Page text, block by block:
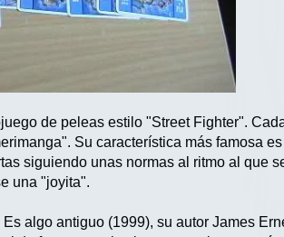
de peleas estilo "Street Fighter".
Su característica más famosa
siguiendo unas normas al ritmo al que
una "joyita".
algo antiguo (1999), su autor James